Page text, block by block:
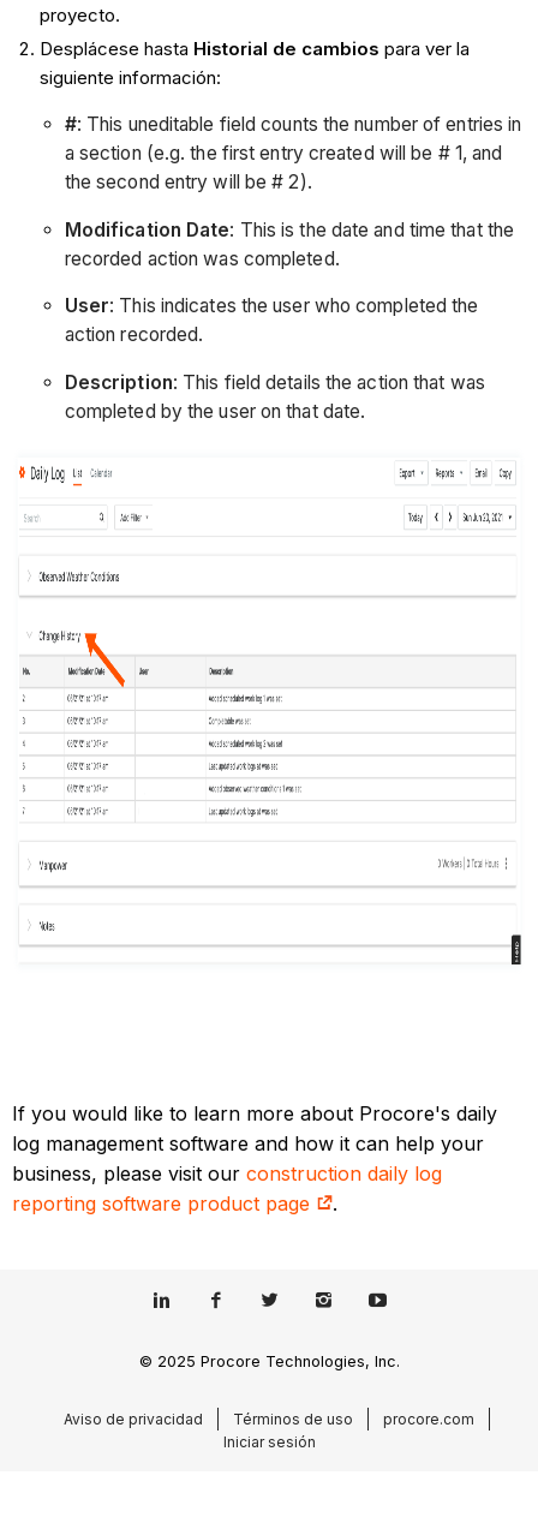
proyecto.
Desplácese hasta Historial de cambios para ver la
siguiente información:
#: This uneditable field counts the number of entries in
a section (e.g. the first entry created will be # 1, and
the second entry will be # 2).
Modification Date: This is the date and time that the
recorded action was completed.
User: This indicates the user who completed the
action recorded.
Description: This field details the action that was
completed by the user on that date.
If you would like to learn more about Procore's daily
log management software and how it can help your
business, please visit ourconstruction daily log
reporting software product page
.
© 2025 Procore Technologies, Inc.
Aviso de privacidad Términos de uso
procore.com
Iniciar sesión